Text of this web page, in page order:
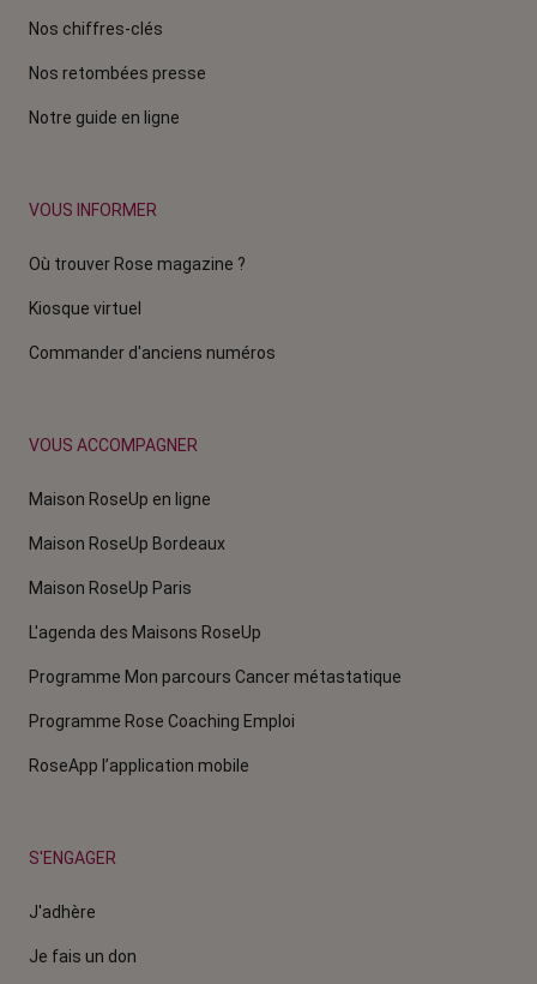
Nos chiffres-clés
Nos retombées presse
Notre guide en ligne
VOUS INFORMER
Où trouver Rose magazine ?
Kiosque virtuel
Commander d'anciens numéros
VOUS ACCOMPAGNER
Maison RoseUp en ligne
Maison RoseUp Bordeaux
Maison RoseUp Paris
L'agenda des Maisons RoseUp
Programme Mon parcours Cancer métastatique
Programme Rose Coaching Emploi
RoseApp l’application mobile
S'ENGAGER
J'adhère
Je fais un don